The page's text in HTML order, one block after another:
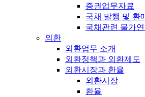
증권업무자료
국채 발행 및 환
국채관련 물가
외환
외환업무 소개
외환정책과 외환제도
외환시장과 환율
외환시장
환율